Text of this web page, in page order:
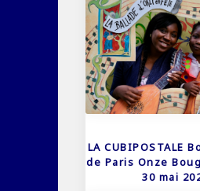
LA CUBIPOSTALE
de Paris Onze
30 mai